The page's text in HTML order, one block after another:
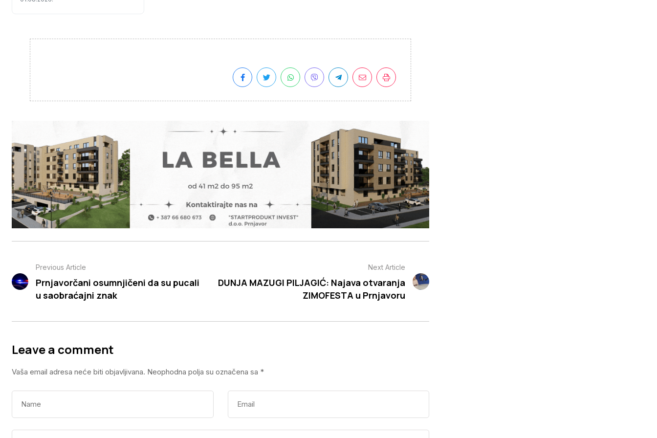
Previous Article
Prnjavorčani osumnjičeni da su pucali
u saobraćajni znak
Next Article
DUNJA MAZUGI PILJAGIĆ: Najava otvaranja
ZIMOFESTA u Prnjavoru
Leave a comment
Vaša email adresa neće biti objavljivana. Neophodna polja su označena sa *